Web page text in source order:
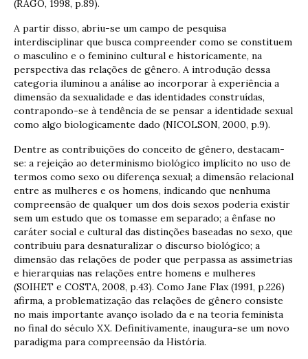
(RAGO, 1998, p.89).
A partir disso, abriu-se um campo de pesquisa
interdisciplinar que busca compreender como se constituem
o masculino e o feminino cultural e historicamente, na
perspectiva das relações de gênero. A introdução dessa
categoria iluminou a análise ao incorporar à experiência a
dimensão da sexualidade e das identidades construídas,
contrapondo-se à tendência de se pensar a identidade sexual
como algo biologicamente dado (NICOLSON, 2000, p.9).
Dentre as contribuições do conceito de gênero, destacam-
se: a rejeição ao determinismo biológico implícito no uso de
termos como sexo ou diferença sexual; a dimensão relacional
entre as mulheres e os homens, indicando que nenhuma
compreensão de qualquer um dos dois sexos poderia existir
sem um estudo que os tomasse em separado; a ênfase no
caráter social e cultural das distinções baseadas no sexo, que
contribuiu para desnaturalizar o discurso biológico; a
dimensão das relações de poder que perpassa as assimetrias
e hierarquias nas relações entre homens e mulheres
(SOIHET e COSTA, 2008, p.43). Como Jane Flax (1991, p.226)
afirma, a problematização das relações de gênero consiste
no mais importante avanço isolado da e na teoria feminista
no final do século XX. Definitivamente, inaugura-se um novo
paradigma para compreensão da História.